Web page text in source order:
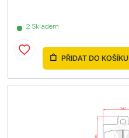
2 Skladem
PŘIDAT DO KOŠÍKU